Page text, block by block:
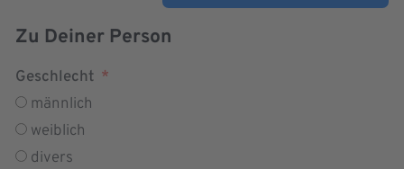
Zu Deiner Person
Geschlecht
männlich
weiblich
divers